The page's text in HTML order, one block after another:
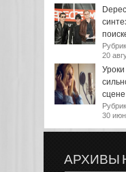
20
Уроки
сцене
30
АРХИВЫ